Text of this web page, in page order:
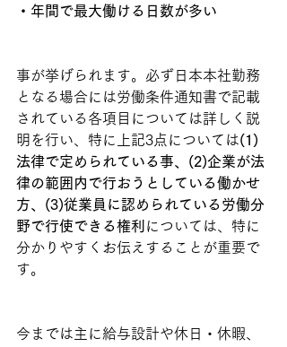
・年間で最大働ける日数が多い
事が挙げられます。必ず日本本社勤務
となる場合には労働条件通知書で記載
されている各項目については詳しく説
明を行い、特に上記3点については(1)
法律で定められている事、(2)企業が法
律の範囲内で行おうとしている働かせ
方、(3)従業員に認められている労働分
野で行使できる権利 については、特に
分かりやすくお伝えすることが重要で
す。
今までは主に給与設計や休日・休暇、